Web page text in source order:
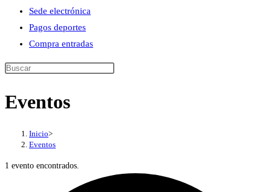
Sede electrónica
Pagos deportes
Compra entradas
Buscar
esta
Eventos
Inicio>
Eventos
1 evento encontrados.